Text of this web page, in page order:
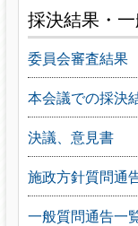
採決結果・
委員会審査結果
本会議での採決
決議、意見書
施政方針質問通
一般質問通告一